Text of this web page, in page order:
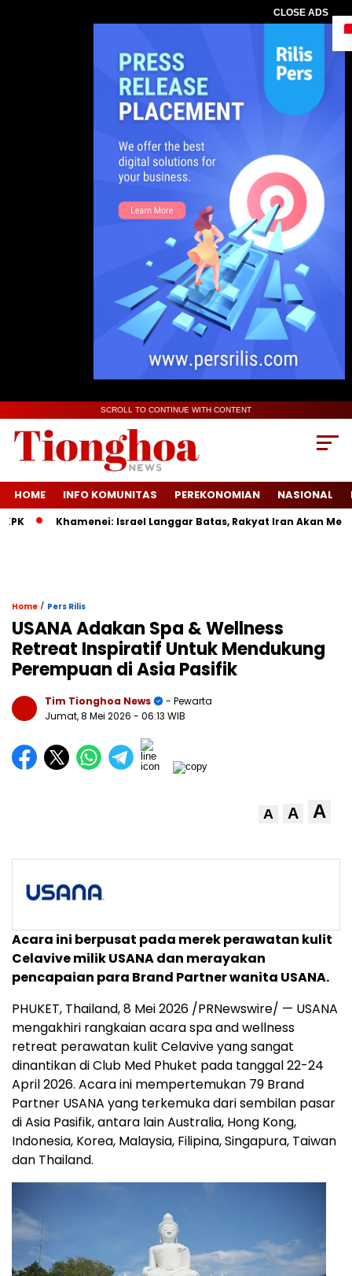
CLOSE ADS
SCROLL TO CONTINUE WITH CONTENT
HOME INFO KOMUNITAS PEREKONOMIAN NASIONAL
Khamenei: Israel Langgar Batas, Rakyat Iran Akan Menang
Home / Pers Rilis
USANA Adakan Spa & Wellness
Retreat Inspiratif Untuk Mendukung
Perempuan di Asia Pasifik
Tim Tionghoa News
- Pewarta
Jumat, 8 Mei 2026 - 06:13 WIB
A A A
Acara ini berpusat pada merek perawatan kulit
Celavive milik USANA dan merayakan
pencapaian para Brand Partner wanita USANA.
PHUKET, Thailand,8 Mei 2026 /PRNewswire/ — USANA
mengakhiri rangkaian acara spa and wellness
retreat perawatan kulit Celavive yang sangat
dinantikan di Club Med Phuket pada tanggal 22-24
April 2026. Acara ini mempertemukan 79 Brand
Partner USANA yang terkemuka dari sembilan pasar
di Asia Pasifik, antara lain Australia, Hong Kong,
Indonesia, Korea, Malaysia, Filipina, Singapura, Taiwan
dan Thailand.